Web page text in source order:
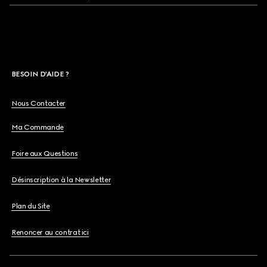
BESOIN D'AIDE ?
Nous Contacter
Ma Commande
Foire aux Questions
Désinscription à la Newsletter
Plan du Site
Renoncer au contrat ici